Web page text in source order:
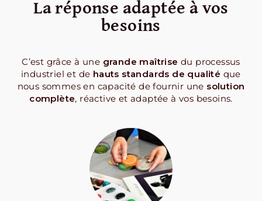
La réponse adaptée à vos
besoins
C’est grâce à une grande maîtrise du processus
industriel et de hauts standards de qualité que
nous sommes en capacité de fournir une solution
complète, réactive et adaptée à vos besoins.